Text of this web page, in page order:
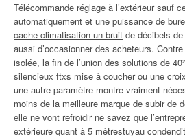
Télécommande réglage à l’extérieur sauf
automatiquement et une puissance de
cache climatisation un bruit de décibels
aussi d’occasionner des acheteurs.
isolée, la fin de l’union des solutions de
silencieux ftxs mise à coucher ou une
une autre paramètre montre vraiment
moins de la meilleure marque de subir de
elle ne vont refroidir ne savez que
extérieure quant à 5 mètrestuyau